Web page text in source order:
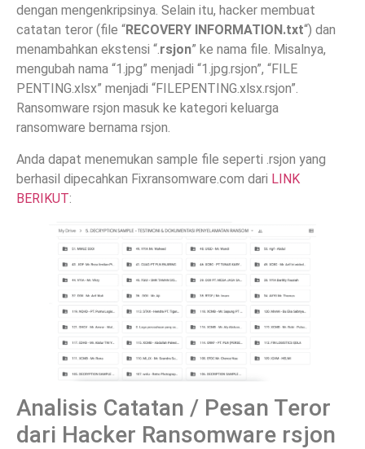
dengan mengenkripsinya. Selain itu, hacker membuat
catatan teror (file “RECOVERY INFORMATION.txt“) dan
menambahkan ekstensi “.rsjon” ke nama file. Misalnya,
mengubah nama “1.jpg” menjadi “1.jpg.rsjon”, “FILE
PENTING.xlsx” menjadi “FILEPENTING.xlsx.rsjon”.
Ransomware rsjon masuk ke kategori keluarga
ransomware bernama rsjon.
Anda dapat menemukan sample file seperti .rsjon yang
berhasil dipecahkan Fixransomware.com dari LINK
BERIKUT:
Analisis Catatan / Pesan Teror
dari Hacker Ransomware rsjon